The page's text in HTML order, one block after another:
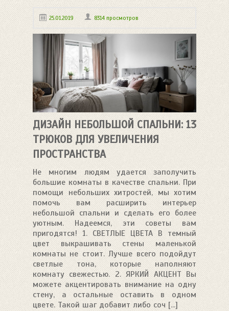
25.01.2019 8314 просмотров
ДИЗАЙН НЕБОЛЬШОЙ СПАЛЬНИ: 13
ТРЮКОВ ДЛЯ УВЕЛИЧЕНИЯ
ПРОСТРАНСТВА
Не многим людям удается заполучить
большие комнаты в качестве спальни. При
помощи небольших хитростей, мы хотим
помочь вам расширить интерьер
небольшой спальни и сделать его более
уютным. Надеемся, эти советы вам
пригодятся! 1. СВЕТЛЫЕ ЦВЕТА В темный
цвет выкрашивать стены маленькой
комнаты не стоит. Лучше всего подойдут
светлые тона, которые наполняют
комнату свежестью. 2. ЯРКИЙ АКЦЕНТ Вы
можете акцентировать внимание на одну
стену, а остальные оставить в одном
цвете. Такой шаг добавит либо соч [...]